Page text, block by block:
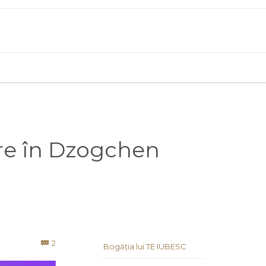
în Dzogchen
 2 Bogăția lui TE IUBESC